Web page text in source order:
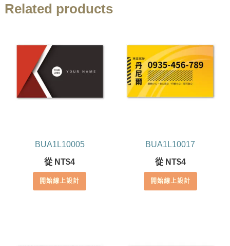
Related products
BUA1L10005
從 NT$4
開始線上設計
BUA1L10017
從 NT$4
開始線上設計